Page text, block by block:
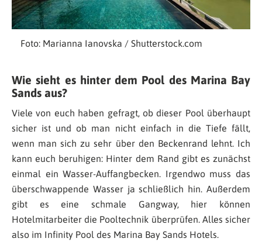
Foto: Marianna Ianovska / Shutterstock.com
Wie sieht es hinter dem Pool des Marina Bay
Sands aus?
Viele von euch haben gefragt, ob dieser Pool überhaupt
sicher ist und ob man nicht einfach in die Tiefe fällt,
wenn man sich zu sehr über den Beckenrand lehnt. Ich
kann euch beruhigen: Hinter dem Rand gibt es zunächst
einmal ein Wasser-Auffangbecken. Irgendwo muss das
überschwappende Wasser ja schließlich hin. Außerdem
gibt es eine schmale Gangway, hier können
Hotelmitarbeiter die Pooltechnik überprüfen. Alles sicher
also im Infinity Pool des Marina Bay Sands Hotels.